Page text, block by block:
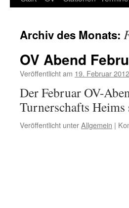
Archiv des Monats:
OV Abend
Veröffentlicht am 19. Februar 2012
Der Februar OV-
Turnerschafts Heims
Veröffentlicht unterAllgemein |